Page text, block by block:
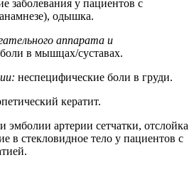
заболевания у пациентов с
одышка.
аппарата и
боли в мышцах/суставах.
неспецифические боли в груди.
кератит.
эмболии артерии сетчатки, отслойка
в стекловидное тело у пациентов с